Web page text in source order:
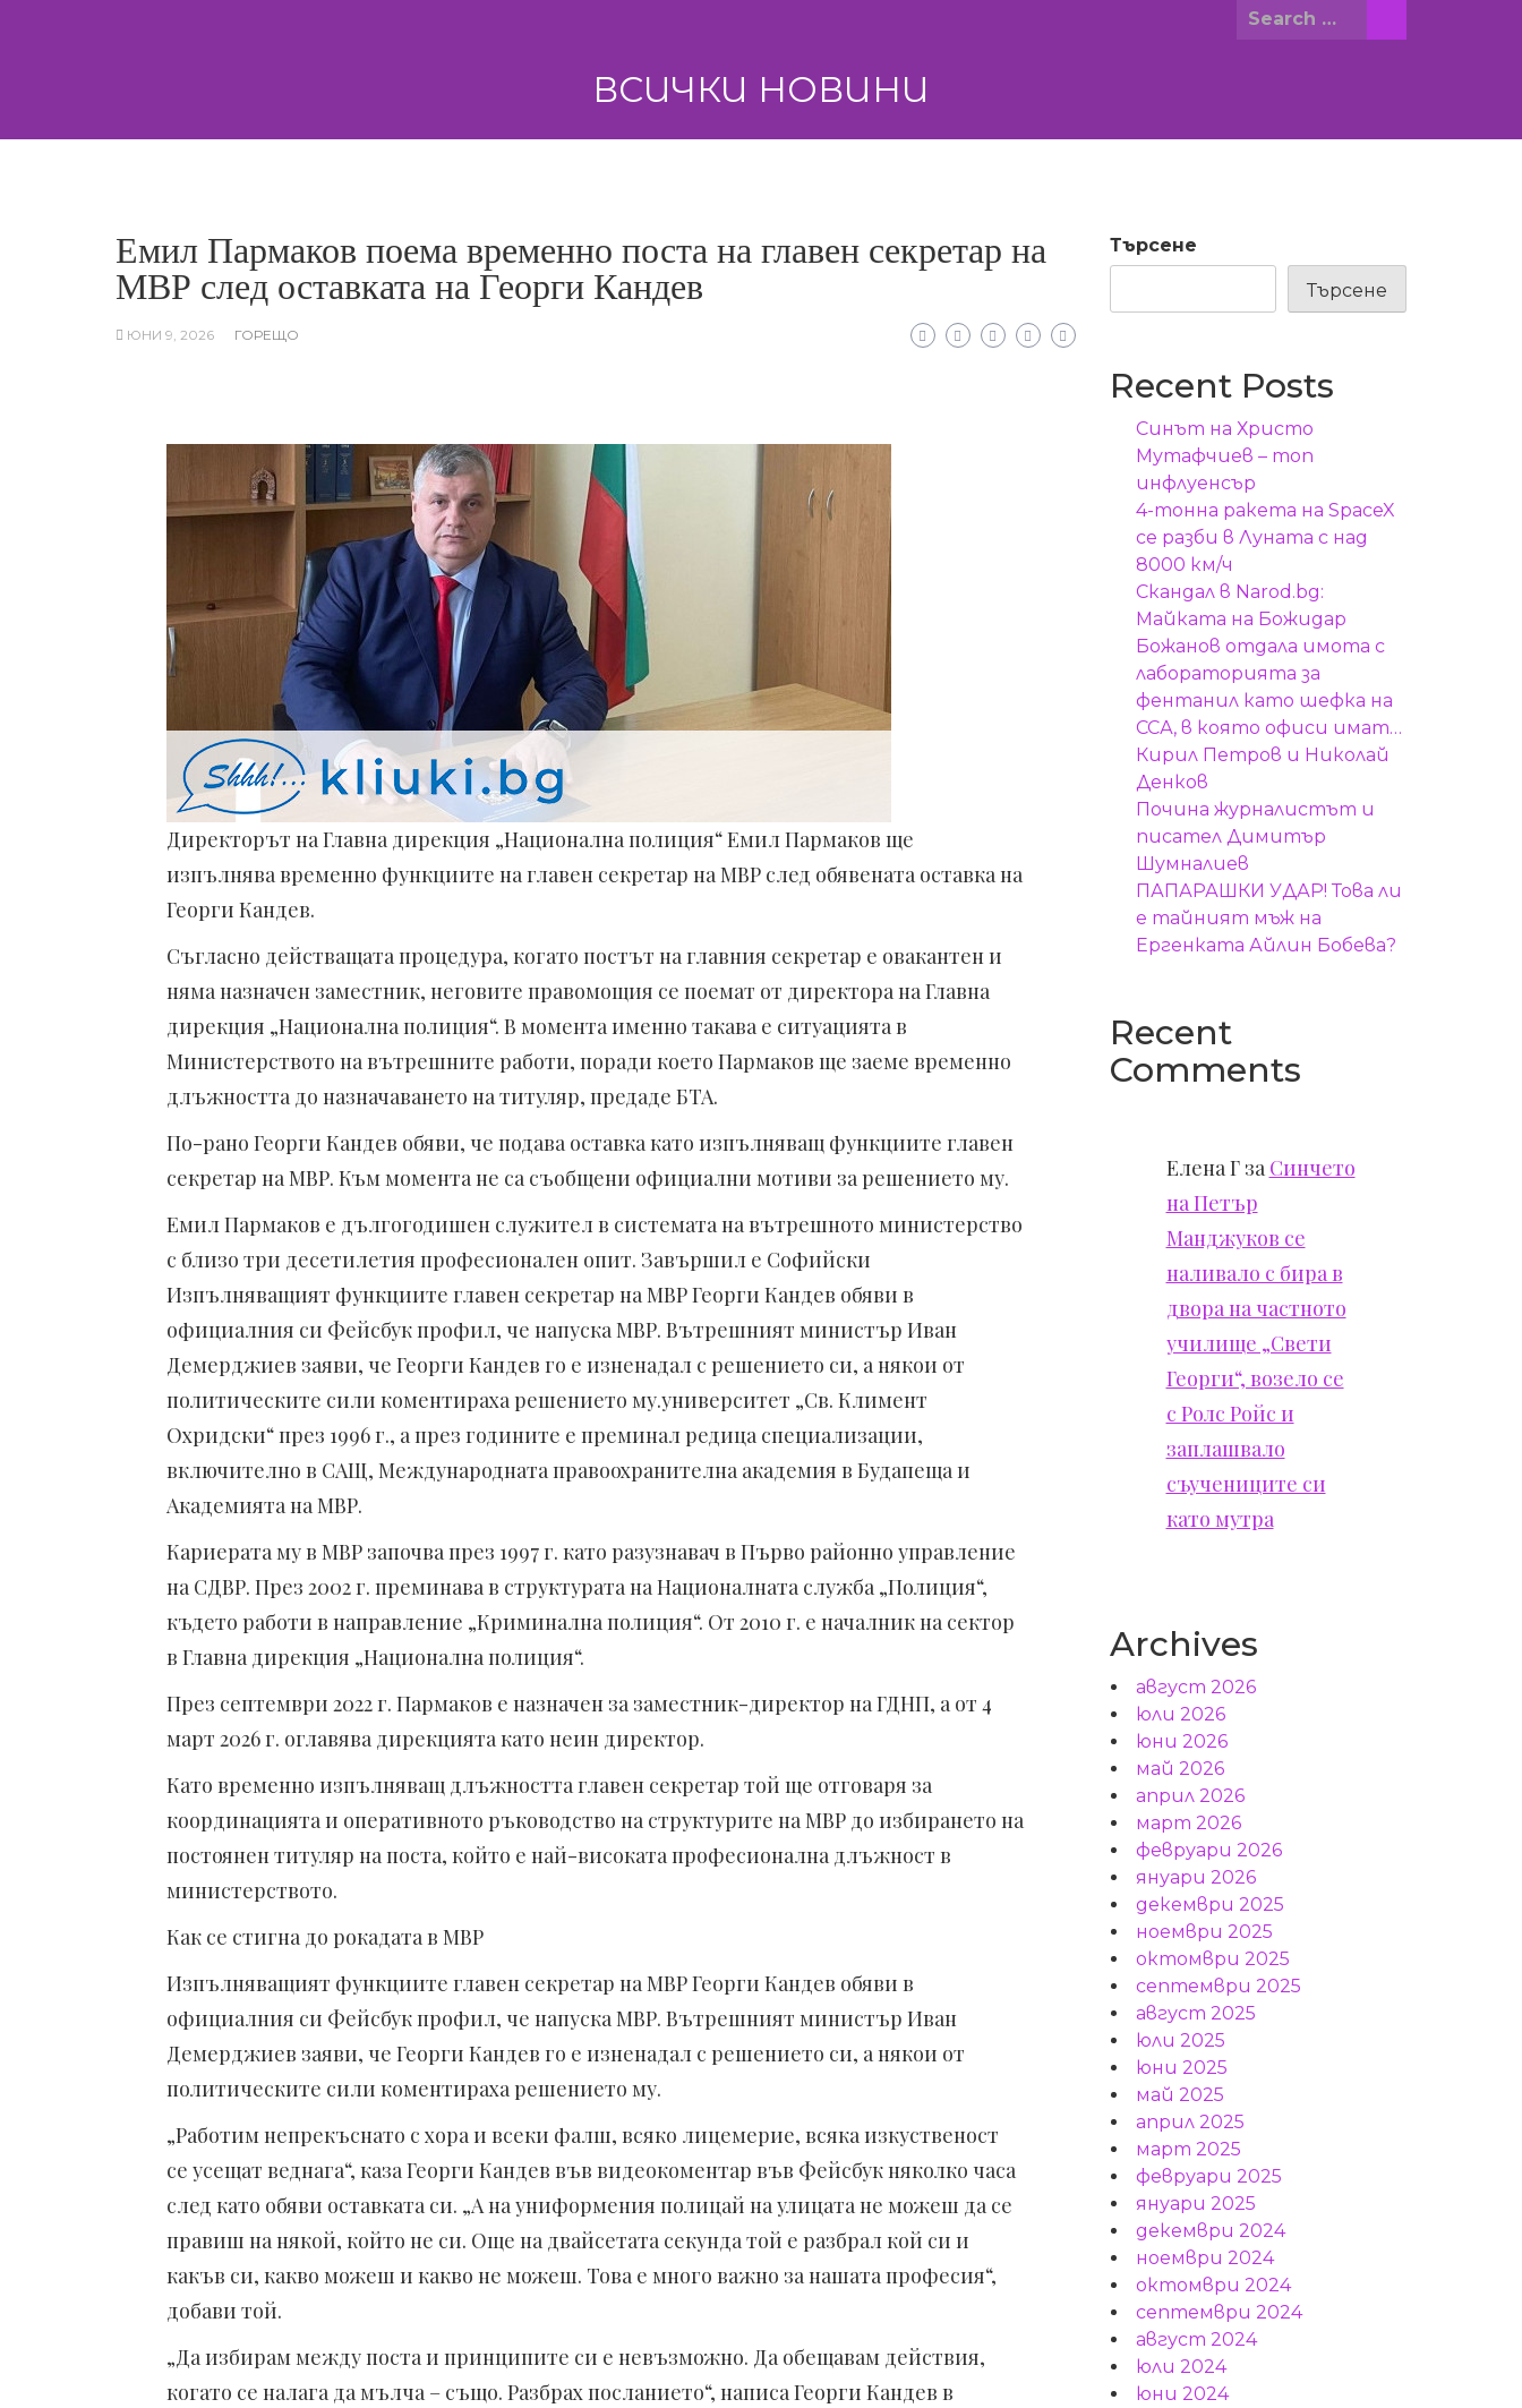
Search
ВСИЧКИ НОВИНИ
Емил Пармаков поема временно поста на главен секретар на
МВР след оставката на Георги Кандев
ЮНИ 9, 2026 ГОРЕЩО
Директорът на Главна дирекция „Национална полиция“ Емил Пармаков ще
изпълнява временно функциите на главен секретар на МВР след обявената оставка на
Георги Кандев.
Съгласно действащата процедура, когато постът на главния секретар е овакантен и
няма назначен заместник, неговите правомощия се поемат от директора на Главна
дирекция „Национална полиция“. В момента именно такава е ситуацията в
Министерството на вътрешните работи, поради което Пармаков ще заеме временно
длъжността до назначаването на титуляр, предаде БТА.
По-рано Георги Кандев обяви, че подава оставка като изпълняващ функциите главен
секретар на МВР. Към момента не са съобщени официални мотиви за решението му.
Емил Пармаков е дългогодишен служител в системата на вътрешното министерство
с близо три десетилетия професионален опит. Завършил е Софийски
Изпълняващият функциите главен секретар на МВР Георги Кандев обяви в
официалния си Фейсбук профил, че напуска МВР. Вътрешният министър Иван
Демерджиев заяви, че Георги Кандев го е изненадал с решението си, а някои от
политическите сили коментираха решението му.университет „Св. Климент
Охридски“ през 1996 г., а през годините е преминал редица специализации,
включително в САЩ, Международната правоохранителна академия в Будапеща и
Академията на МВР.
Кариерата му в МВР започва през 1997 г. като разузнавач в Първо районно управление
на СДВР. През 2002 г. преминава в структурата на Националната служба „Полиция“,
където работи в направление „Криминална полиция“. От 2010 г. е началник на сектор
в Главна дирекция „Национална полиция“.
През септември 2022 г. Пармаков е назначен за заместник-директор на ГДНП, а от 4
март 2026 г. оглавява дирекцията като неин директор.
Като временно изпълняващ длъжността главен секретар той ще отговаря за
координацията и оперативното ръководство на структурите на МВР до избирането на
постоянен титуляр на поста, който е най-високата професионална длъжност в
министерството.
Как се стигна до рокадата в МВР
Изпълняващият функциите главен секретар на МВР Георги Кандев обяви в
официалния си Фейсбук профил, че напуска МВР. Вътрешният министър Иван
Демерджиев заяви, че Георги Кандев го е изненадал с решението си, а някои от
политическите сили коментираха решението му.
„Работим непрекъснато с хора и всеки фалш, всяко лицемерие, всяка изкуственост
се усещат веднага“, каза Георги Кандев във видеокоментар във Фейсбук няколко часа
след като обяви оставката си. „А на униформения полицай на улицата не можеш да се
правиш на някой, който не си. Още на двайсетата секунда той е разбрал кой си и
какъв си, какво можеш и какво не можеш. Това е много важно за нашата професия“,
добави той.
„Да избирам между поста и принципите си е невъзможно. Да обещавам действия,
когато се налага да мълча – също. Разбрах посланието“, написа Георги Кандев в
Търсене
Търсене
Recent Posts
Синът на Христо
Мутафчиев – топ
инфлуенсър
4-тонна ракета на SpaceX
се разби в Луната с над
8000 км/ч
Скандал в Narod.bg:
Майката на Божидар
Божанов отдала имота с
лабораторията за
фентанил като шефка на
ССА, в която офиси имат…
Кирил Петров и Николай
Денков
Почина журналистът и
писател Димитър
Шумналиев
ПАПАРАШКИ УДАР! Това ли
е тайният мъж на
Ергенката Айлин Бобева?
Recent
Comments
Елена Гза Синчето
на Петър
Манджуков се
наливало с бира в
двора на частното
училище „Свети
Георги“, возело се
с Ролс Ройс и
заплашвало
съучениците си
като мутра
Archives
август 2026
юли 2026
юни 2026
май 2026
април 2026
март 2026
февруари 2026
януари 2026
декември 2025
ноември 2025
октомври 2025
септември 2025
август 2025
юли 2025
юни 2025
май 2025
април 2025
март 2025
февруари 2025
януари 2025
декември 2024
ноември 2024
октомври 2024
септември 2024
август 2024
юли 2024
юни 2024